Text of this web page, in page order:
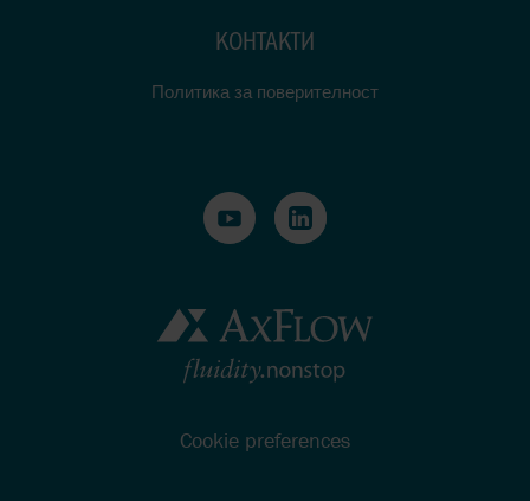
КОНТАКТИ
Политика за поверителност
Cookie preferences